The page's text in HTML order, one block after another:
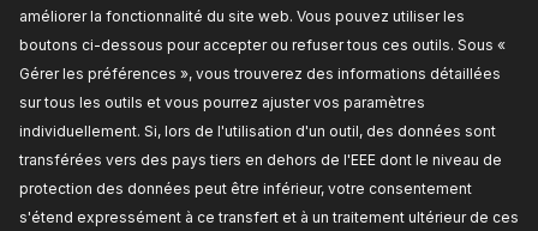
améliorer la fonctionnalité du site web. Vous pouvez utiliser les
boutons ci-dessous pour accepter ou refuser tous ces outils. Sous «
Gérer les préférences », vous trouverez des informations détaillées
sur tous les outils et vous pourrez ajuster vos paramètres
individuellement. Si, lors de l'utilisation d'un outil, des données sont
transférées vers des pays tiers en dehors de l'EEE dont le niveau de
protection des données peut être inférieur, votre consentement
s'étend expressément à ce transfert et à un traitement ultérieur de ces